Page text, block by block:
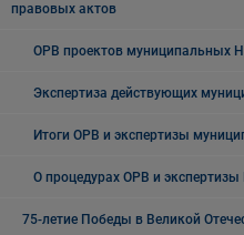
правовых актов
ОРВ проектов муниципальных
Экспертиза действующих
Итоги ОРВ и экспертизы
О процедурах ОРВ и
75-летие Победы в Великой